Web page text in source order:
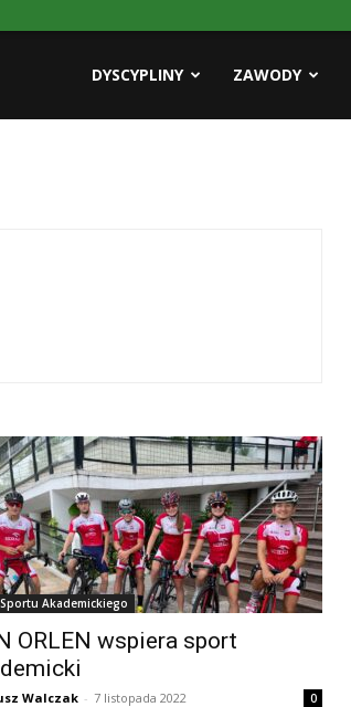
DYSCYPLINY ZAWODY
Akademickiego
ORLEN wspiera sport
Walczak - 7 listopada 2022 0